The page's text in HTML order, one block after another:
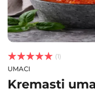


 (1)
UMACI
Kremasti